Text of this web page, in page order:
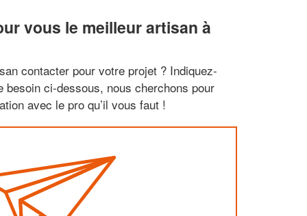
vous le meilleur artisan à
contacter pour votre projet ? Indiquez-
besoin ci-dessous, nous cherchons pour
avec le pro qu’il vous faut !